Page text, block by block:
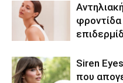
φροντίδα
Siren
που